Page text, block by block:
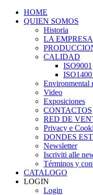
HOME
QUIEN SOMOS
Historia
LA EMPRESA
CALIDAD
ISO9001
Environmental
Video
Exposiciones
CONTACTOS
RED DE
Privacy e
DONDES
Newsletter
Iscriviti alle
Términos y
CATALOGO
LOGIN
Login